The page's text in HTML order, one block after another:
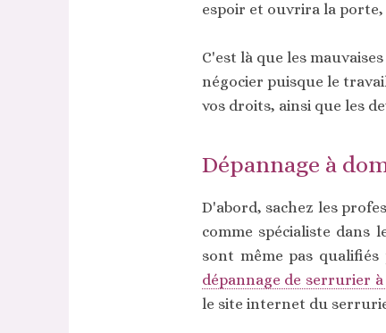
espoir et ouvrira la porte,
C'est là que les
négocier puisque le
vos droits, ainsi que les
Dépannage à
D'abord, sachez les
comme spécialiste dans
sont même pas
dépannage de serrurier
le site internet du